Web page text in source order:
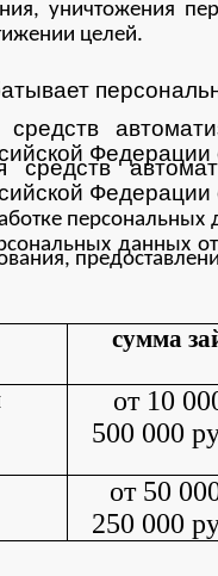
уничтожения
целей.
средств
средств
данных
сумма
от 10
500 000
от 50
250 000